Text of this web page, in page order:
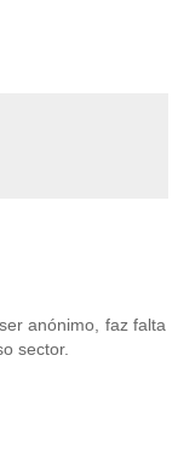
anónimo, faz falta
sector.